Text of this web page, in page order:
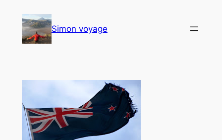
contenu
Simon voyage